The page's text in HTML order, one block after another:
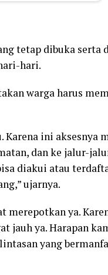
tetap dibuka serta
hari.
warga harus
Karena ini
dan ke jalur-
diakui atau
ujarnya.
merepotkan ya.
jauh ya. Harapan
yang